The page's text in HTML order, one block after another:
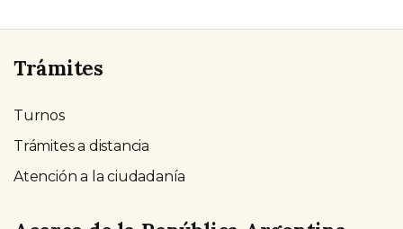
Trámites
Turnos
Trámites a distancia
Atención a la ciudadanía